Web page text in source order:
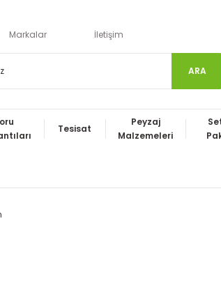
Markalar İletişim
ARA
Tesisat
Peyzaj
Malzemeleri